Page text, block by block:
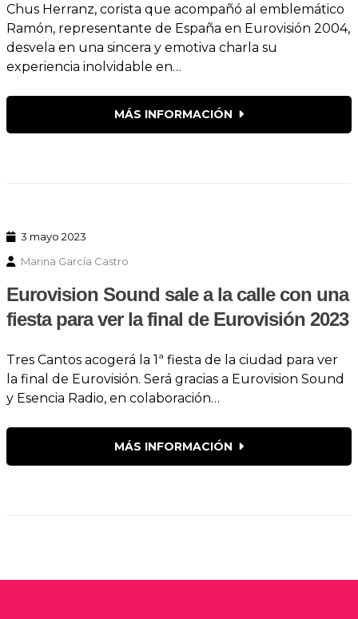
Chus Herranz, corista que acompañó al emblemático
Ramón, representante de España en Eurovisión 2004,
desvela en una sincera y emotiva charla su
experiencia inolvidable en…
MÁS INFORMACIÓN
3 mayo 2023
Marina García Castro
Eurovision Sound sale a la calle con una
fiesta para ver la final de Eurovisión 2023
Tres Cantos acogerá la 1ª fiesta de la ciudad para ver
la final de Eurovisión. Será gracias a Eurovision Sound
y Esencia Radio, en colaboración…
MÁS INFORMACIÓN